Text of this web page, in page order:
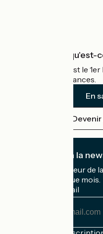
Accueil Vélo qu'est-
Accueil Vélo c'est le
cyclistes en vacances.
En
Je m'abonne à la
Recevez le meilleur de
boîte mail chaque mois.
Mon adresse mail